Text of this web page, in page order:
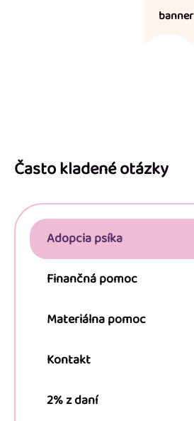
banner
Často kladené otázky
Adopcia psíka
Finančná pomoc
Materiálna pomoc
Kontakt
2% z daní